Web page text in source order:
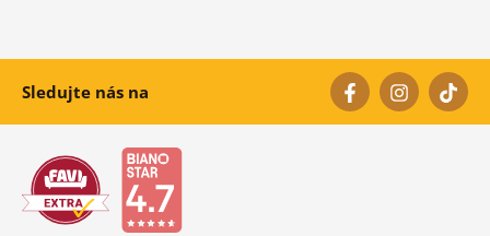
Sledujte nás na